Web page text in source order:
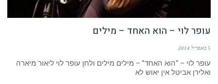
עופר לוי – הוא האחד – מילים
5 באפריל 2014
עופר לוי – “הוא האחד” – מילים מילים ולחן עופר לוי ליאור מיארה
ואלירן אביטל אין יאוש לא